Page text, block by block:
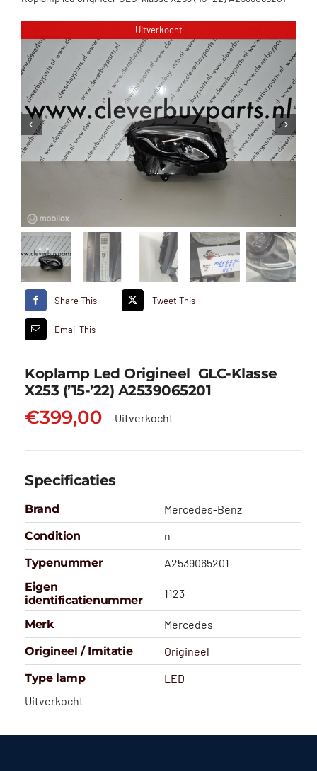
Uitverkocht
Share This Tweet This
Email This
Koplamp Led Origineel GLC-Klasse
X253 (’15-’22) A2539065201
€399,00 Uitverkocht
Specificaties
Brand
Mercedes-Benz
Condition
n
Typenummer
A2539065201
Eigen
identificatienummer
1123
Merk
Mercedes
Origineel / Imitatie
Origineel
Type lamp
LED
Uitverkocht